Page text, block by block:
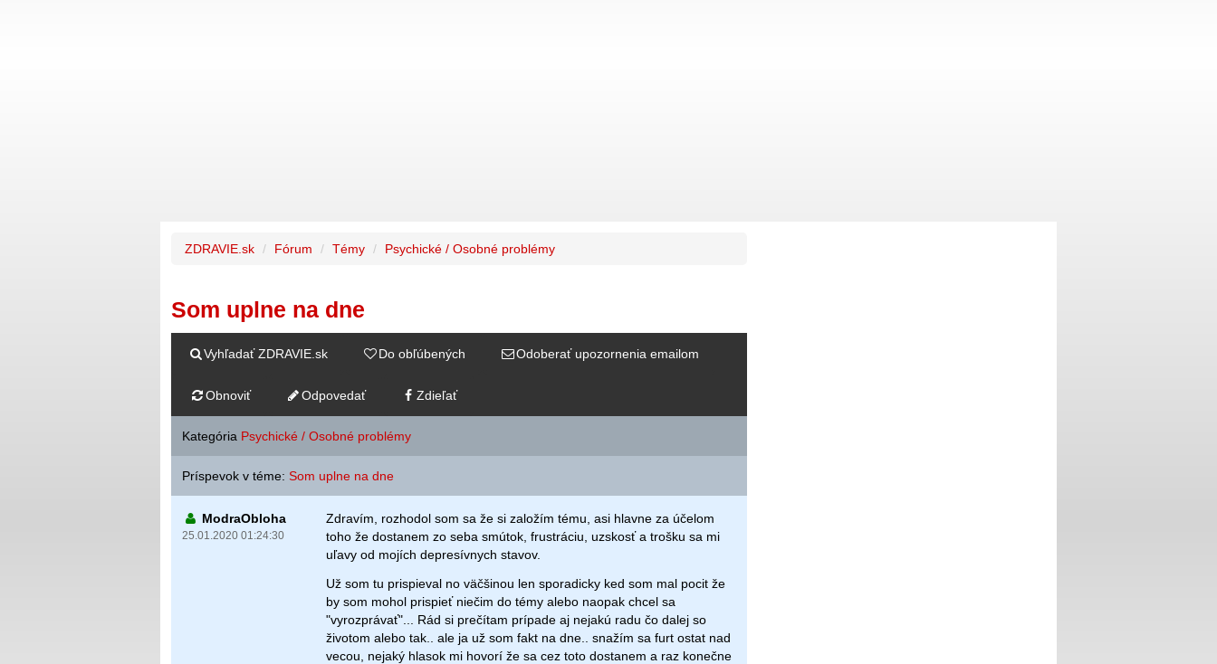
ZDRAVIE.sk Fórum Témy Psychické / Osobné problémy
Som uplne na dne
Vyhľadať ZDRAVIE.sk Do obľúbených Odoberať upozornenia emailom
Obnoviť Odpovedať Zdieľať
Kategória Psychické / Osobné problémy
Príspevok v téme: Som uplne na dne
ModraObloha
25.01.2020 01:24:30
Zdravím, rozhodol som sa že si založím tému, asi hlavne za účelom
toho že dostanem zo seba smútok, frustráciu, uzskosť a trošku sa mi
uľavy od mojích depresívnych stavov.
Už som tu prispieval no väčšinou len sporadicky ked som mal pocit že
by som mohol prispieť niečim do témy alebo naopak chcel sa
"vyrozprávať"... Rád si prečítam prípade aj nejakú radu čo dalej so
životom alebo tak.. ale ja už som fakt na dne.. snažím sa furt ostat nad
vecou, nejaký hlasok mi hovorí že sa cez toto dostanem a raz konečne